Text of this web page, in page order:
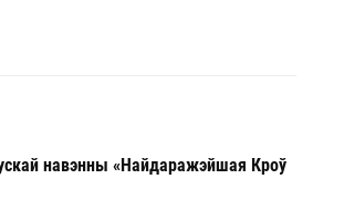
навэнны «Найдаражэйшая Кроў